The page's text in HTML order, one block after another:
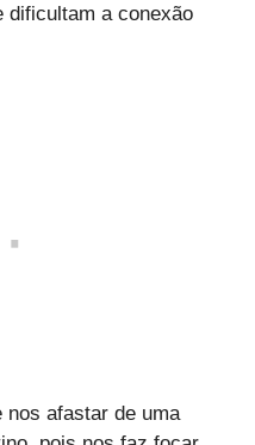
dificultam a conexão
nos afastar de uma